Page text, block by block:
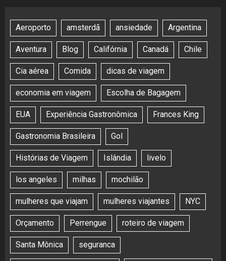
Aeroporto amsterdã ansiedade Argentina
Aventura Blog Califórnia Canadá Chile
Cia aérea Comida dicas de viagem
economia em viagem Escolha de Bagagem
EUA Experiência Gastronômica Frances King
Gastronomia Brasileira Gol
Histórias de Viagem Islândia livelo
los angeles milhas mochilão
mulheres que viajam mulheres viajantes NYC
Orçamento Perrengue roteiro de viagem
Santa Mônica seguranca